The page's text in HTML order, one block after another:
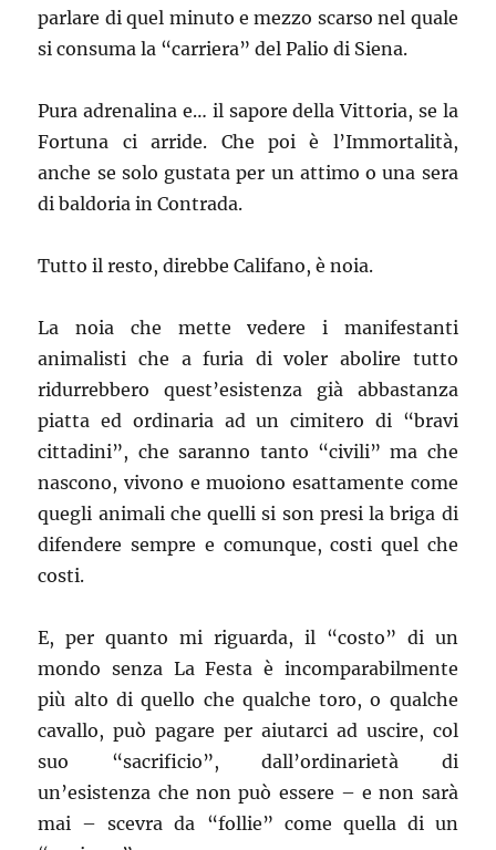
parlare di quel minuto e mezzo scarso nel quale
si consuma la “carriera” del Palio di Siena.
Pura adrenalina e… il sapore della Vittoria, se la
Fortuna ci arride. Che poi è l’Immortalità,
anche se solo gustata per un attimo o una sera
di baldoria in Contrada.
Tutto il resto, direbbe Califano, è noia.
La noia che mette vedere i manifestanti
animalisti che a furia di voler abolire tutto
ridurrebbero quest’esistenza già abbastanza
piatta ed ordinaria ad un cimitero di “bravi
cittadini”, che saranno tanto “civili” ma che
nascono, vivono e muoiono esattamente come
quegli animali che quelli si son presi la briga di
difendere sempre e comunque, costi quel che
costi.
E, per quanto mi riguarda, il “costo” di un
mondo senza La Festa è incomparabilmente
più alto di quello che qualche toro, o qualche
cavallo, può pagare per aiutarci ad uscire, col
suo “sacrificio”, dall’ordinarietà di
un’esistenza che non può essere – e non sarà
mai – scevra da “follie” come quella di un